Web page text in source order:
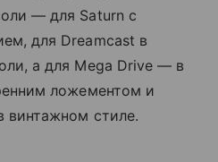
— для Saturn с
для Dreamcast в
а для Mega Drive — в
ложементом и
винтажном стиле.